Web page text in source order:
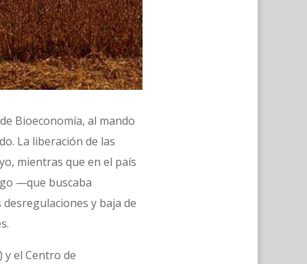
Bioeconomía, al mando
La liberación de las
mientras que en el país
—que buscaba
y baja de
y el Centro de